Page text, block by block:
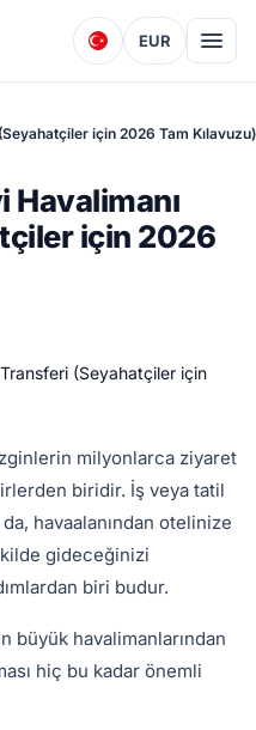
EUR
için 2026 Tam Kılavuzu)
Havalimanı
için 2026
milyonlarca ziyaret
biridir. İş veya tatil
havaalanından otelinize
gideceğinizi
biri budur.
büyük havalimanlarından
hiç bu kadar önemli